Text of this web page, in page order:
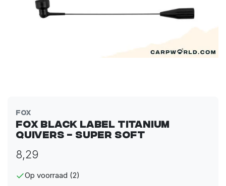
Fox
Fox Black Label Titanium
Quivers - Super soft
8,29
Op voorraad (2)